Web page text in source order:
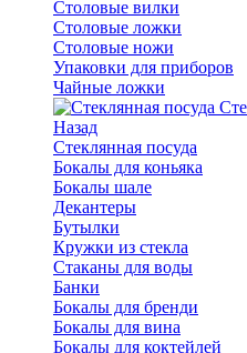
Столовые вилки
Столовые ложки
Столовые ножи
Упаковки для приборов
Чайные ложки
Назад
Стеклянная посуда
Бокалы для коньяка
Бокалы шале
Декантеры
Бутылки
Кружки из стекла
Стаканы для воды
Банки
Бокалы для бренди
Бокалы для вина
Бокалы для коктейлей